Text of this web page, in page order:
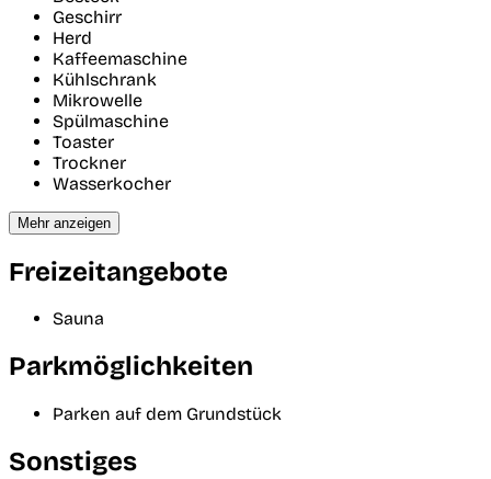
Geschirr
Herd
Kaffeemaschine
Kühlschrank
Mikrowelle
Spülmaschine
Toaster
Trockner
Wasserkocher
Mehr anzeigen
Freizeitangebote
Sauna
Parkmöglichkeiten
Parken auf dem Grundstück
Sonstiges